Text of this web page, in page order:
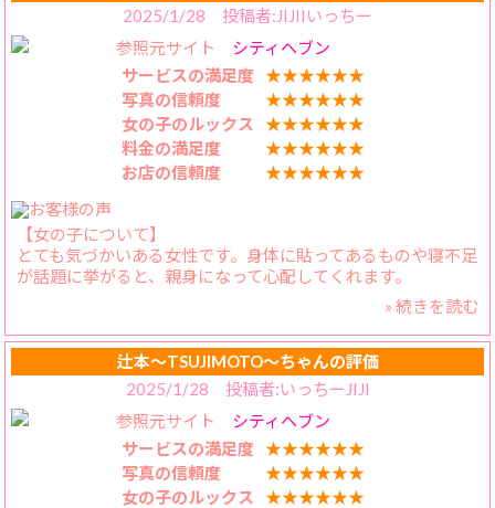
【プレイ内容】
ベッドに行くと、照明の調整もそこそこに笑顔でちゅうを求
めてくれるので、覆いかぶさって濃厚なキスを何度も交わし
ます。するとかえらさんはセクシーモードになり、それだけ
でもイキそうになってしまいます。
【スタッフの対応】
電話回数少ないのは、本当に助かります。
2025/1/28 投稿者:JIJIIいっちー
参照元サイト シティヘブン
サービスの満足度
★★★★★★
写真の信頼度
★★★★★★
女の子のルックス
★★★★★★
料金の満足度
★★★★★★
お店の信頼度
★★★★★★
【女の子について】
とても気づかいある女性です。身体に貼ってあるものや寝不足
が話題に挙がると、親身になって心配してくれます。
かえらさんと楽しく過ごせて、特典もつくのでお得感ありで
【プレイ内容】
ベッドに行くと、照明の調整もそこそこに笑顔でちゅうを求
めてくれるので、覆いかぶさって濃厚なキスを何度も交わし
ます。するとかえらさんはセクシーモードになり、それだけ
でもイキそうになってしまいます。
» 続きを読む
辻本〜TSUJIMOTO〜ちゃんの評価
2025/1/28 投稿者:いっちーJIJI
参照元サイト シティヘブン
サービスの満足度
★★★★★★
写真の信頼度
★★★★★★
女の子のルックス
★★★★★★